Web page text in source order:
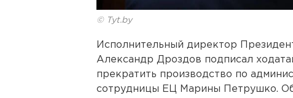
© Tyt.by
Исполнительный директор
Александр Дроздов подписал
прекратить производство по
сотрудницы ЕЦ Марины Петрушко.